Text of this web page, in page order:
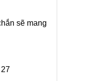
sẽ mang